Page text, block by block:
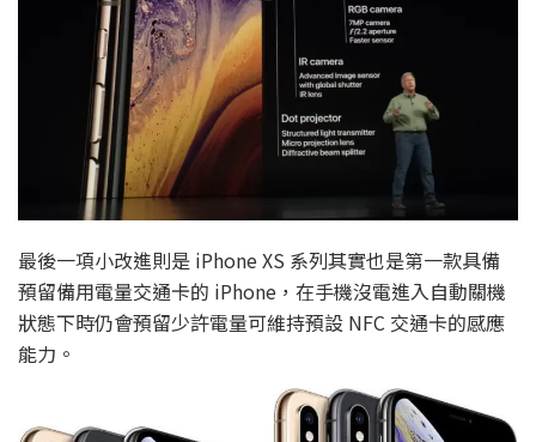
最後一項小改進則是 iPhone XS 系列其實也是第一款具備
預留備用電量交通卡的 iPhone，在手機沒電進入自動關機
狀態下時仍會預留少許電量可維持預設 NFC 交通卡的感應
能力。